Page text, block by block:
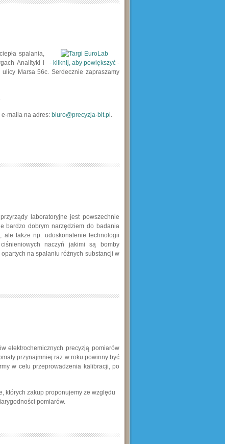
- kliknij, aby powiększyć -
spalania,
Analityki i
Marsa 56c. Serdecznie zapraszamy
.
maila na adres: biuro@precyzja-bit.pl .
laboratoryjne jest powszechnie
bardzo dobrym narzędziem do badania
ale także np. udoskonalenie technologii
naczyń jakimi są bomby
na spalaniu różnych substancji w
elektrochemicznych precyzją pomiarów
przynajmniej raz w roku powinny być
w celu przeprowadzenia kalibracji, po
których zakup proponujemy ze względu
pomiarów.